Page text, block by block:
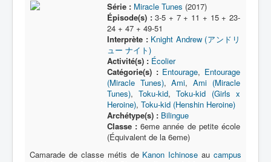
Série : Miracle Tunes (2017)
Épisode(s) :3-5 + 7 + 11 + 15 + 23-
24 + 47 + 49-51
Interprète : Knight Andrew (アンドリ
ュー ナイト)
Activité(s) : Écolier
Catégorie(s) : Entourage, Entourage
(Miracle Tunes),Ami,Ami (Miracle
Tunes),Toku-kid,Toku-kid (Girls x
Heroine), Toku-kid (Henshin Heroine)
Archétype(s) : Bilingue
Classe : 6eme année de petite école
(Équivalent de la 6eme)
Camarade de classe métis de Kanon Ichinose au campus